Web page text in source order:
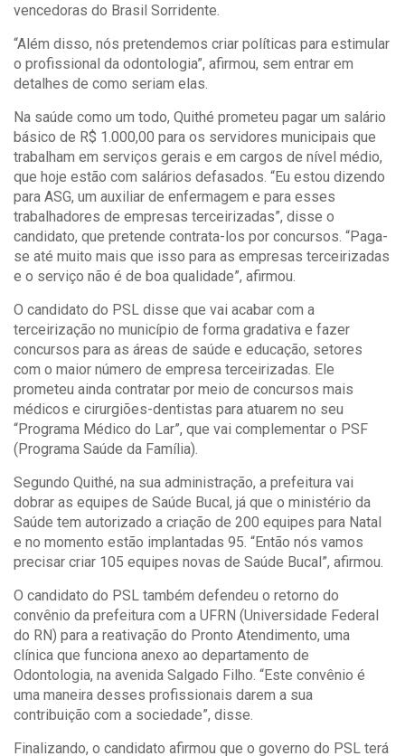
vencedoras do Brasil Sorridente.
“Além disso, nós pretendemos criar políticas para estimular
o profissional da odontologia”, afirmou, sem entrar em
detalhes de como seriam elas.
Na saúde como um todo, Quithé prometeu pagar um salário
básico de R$ 1.000,00 para os servidores municipais que
trabalham em serviços gerais e em cargos de nível médio,
que hoje estão com salários defasados. “Eu estou dizendo
para ASG, um auxiliar de enfermagem e para esses
trabalhadores de empresas terceirizadas”, disse o
candidato, que pretende contrata-los por concursos. “Paga-
se até muito mais que isso para as empresas terceirizadas
e o serviço não é de boa qualidade”, afirmou.
O candidato do PSL disse que vai acabar com a
terceirização no município de forma gradativa e fazer
concursos para as áreas de saúde e educação, setores
com o maior número de empresa terceirizadas. Ele
prometeu ainda contratar por meio de concursos mais
médicos e cirurgiões-dentistas para atuarem no seu
“Programa Médico do Lar”, que vai complementar o PSF
(Programa Saúde da Família).
Segundo Quithé, na sua administração, a prefeitura vai
dobrar as equipes de Saúde Bucal, já que o ministério da
Saúde tem autorizado a criação de 200 equipes para Natal
e no momento estão implantadas 95. “Então nós vamos
precisar criar 105 equipes novas de Saúde Bucal”, afirmou.
O candidato do PSL também defendeu o retorno do
convênio da prefeitura com a UFRN (Universidade Federal
do RN) para a reativação do Pronto Atendimento, uma
clínica que funciona anexo ao departamento de
Odontologia, na avenida Salgado Filho. “Este convênio é
uma maneira desses profissionais darem a sua
contribuição com a sociedade”, disse.
Finalizando, o candidato afirmou que o governo do PSL terá